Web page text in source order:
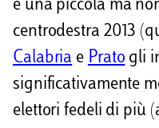
e una piccola ma
centrodestra 2013
Calabria e Prato gli
significativamente
elettori fedeli di più